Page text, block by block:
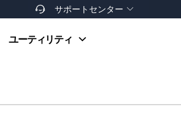
 サポートセンター 
お支払い方法
ユーティリティ